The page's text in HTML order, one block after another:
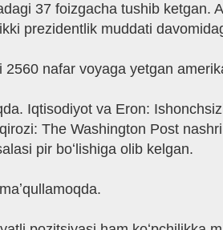
37 foizgacha tushib ketgan.
prezidentlik muddati
nafar voyaga yetgan
Iqtisodiyot va Eron:
The Washington Post
pir boʻlishiga olib kelgan.